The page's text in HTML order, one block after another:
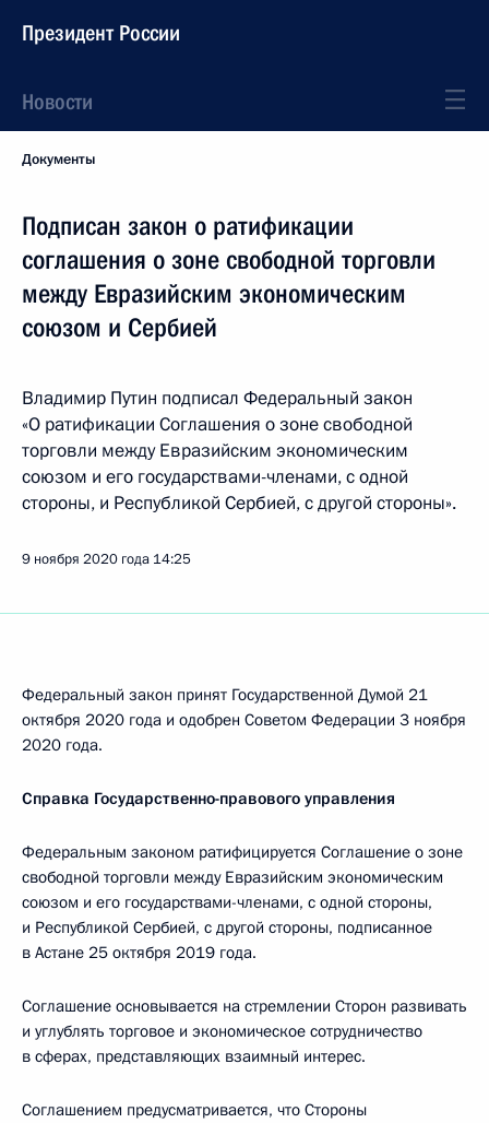
Президент России
Новости
Документы
Подписан закон о ратификации
соглашения о зоне свободной торговли
между Евразийским экономическим
союзом и Сербией
Владимир Путин подписал Федеральный закон
«О ратификации Соглашения о зоне свободной
торговли между Евразийским экономическим
союзом и его государствами-членами, с одной
стороны, и Республикой Сербией, с другой стороны».
9 ноября 2020 года 14:25
Федеральный закон принят Государственной Думой 21
октября 2020 года и одобрен Советом Федерации 3 ноября
2020 года.
Справка Государственно-правового управления
Федеральным законом ратифицируется Соглашение о зоне
свободной торговли между Евразийским экономическим
союзом и его государствами-членами, с одной стороны,
и Республикой Сербией, с другой стороны, подписанное
в Астане 25 октября 2019 года.
Соглашение основывается на стремлении Сторон развивать
и углублять торговое и экономическое сотрудничество
в сферах, представляющих взаимный интерес.
Соглашением предусматривается, что Стороны